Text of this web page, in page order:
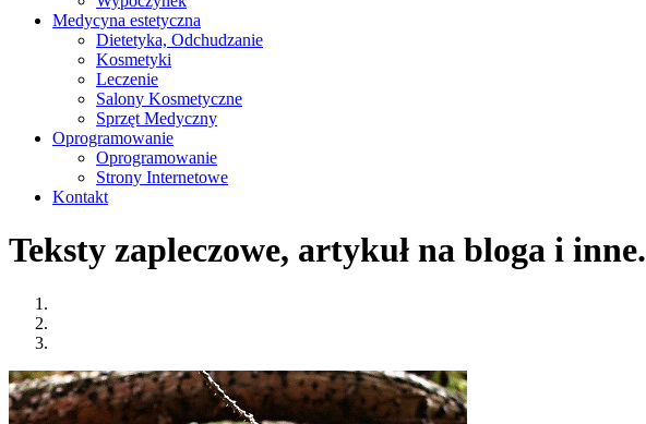
Medycyna estetyczna
Dietetyka, Odchudzanie
Kosmetyki
Leczenie
Salony Kosmetyczne
Sprzęt Medyczny
Oprogramowanie
Oprogramowanie
Strony Internetowe
Kontakt
Teksty zapleczowe, artykuł na bloga i inne.